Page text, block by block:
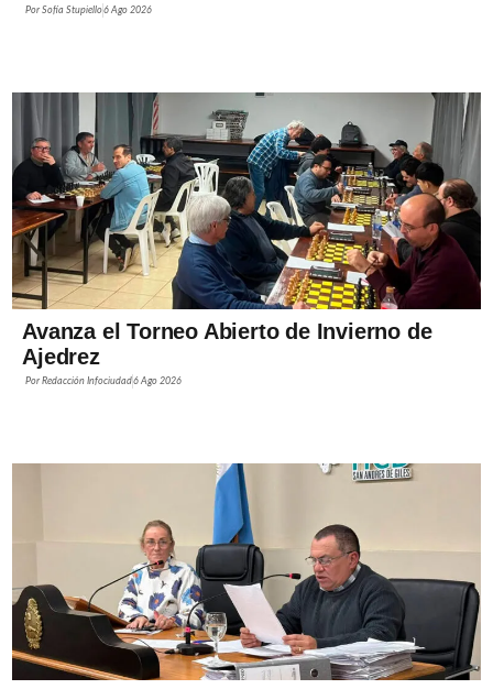
PorSofía Stupiello6 Ago 2026
Avanza el Torneo Abierto de Invierno de
Ajedrez
PorRedacción Infociudad6 Ago 2026